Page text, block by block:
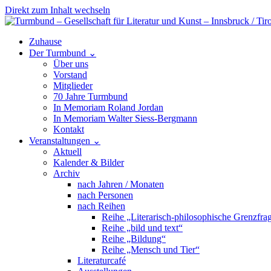
Direkt zum Inhalt wechseln
Hauptnavigation
Zuhause
Der Turmbund ⌄
Über uns
Vorstand
Mitglieder
70 Jahre Turmbund
In Memoriam Roland Jordan
In Memoriam Walter Siess-Bergmann
Kontakt
Veranstaltungen ⌄
Aktuell
Kalender & Bilder
Archiv
nach Jahren / Monaten
nach Personen
nach Reihen
Reihe „Literarisch-philosophische
Reihe „bild und text“
Reihe „Bildung“
Reihe „Mensch und Tier“
Literaturcafé